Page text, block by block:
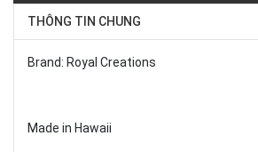
THÔNG TIN CHUNG
Brand: Royal Creations
Made in Hawaii